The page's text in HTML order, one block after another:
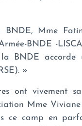
BNDE, Mme
BNDE -
BNDE
»
ont vivement
Mme
ce camp en